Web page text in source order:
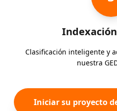
Clasificación inteligente y
nuestra
Iniciar su proyecto